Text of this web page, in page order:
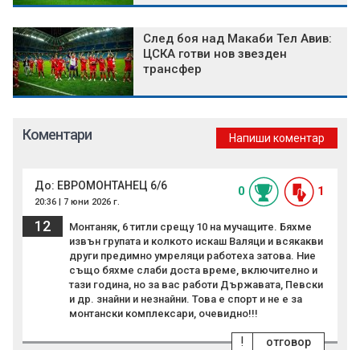
След боя над Макаби Тел Авив:
ЦСКА готви нов звезден
трансфер
Коментари Напиши коментар
До: ЕВРОМОНТАНЕЦ 6/6
20:36 | 7 юни 2026 г.
0 1
12
Монтаняк, 6 титли срещу 10 на мучащите. Бяхме
извън групата и колкото искаш Валяци и всякакви
други предимно умреляци работеха затова. Ние
също бяхме слаби доста време, включително и
тази година, но за вас работи Държавата, Певски
и др. знайни и незнайни. Това е спорт и не е за
монтански комплексари, очевидно!!!
отговор
!